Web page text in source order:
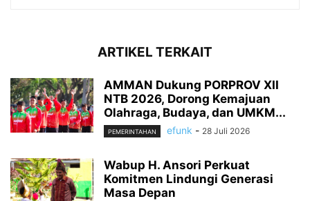
ARTIKEL TERKAIT
AMMAN Dukung PORPROV XII
NTB 2026, Dorong Kemajuan
Olahraga, Budaya, dan UMKM...
PEMERINTAHAN efunk - 28 Juli 2026
Wabup H. Ansori Perkuat
Komitmen Lindungi Generasi
Masa Depan